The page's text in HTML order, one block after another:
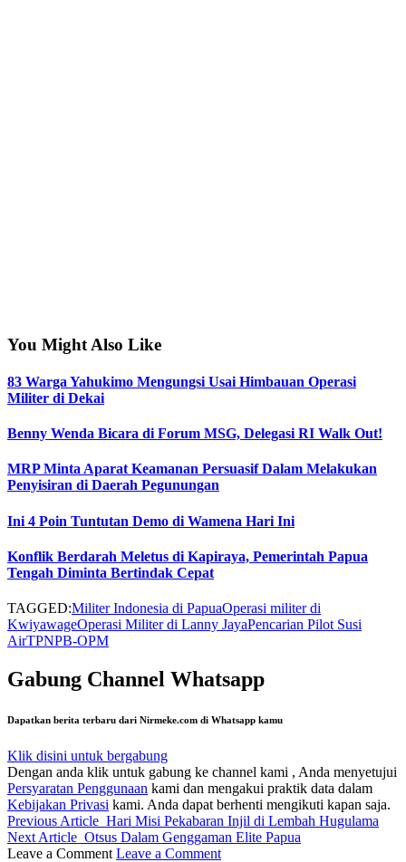
You Might Also Like
83 Warga Yahukimo Mengungsi Usai Himbauan Operasi
Militer di Dekai
Benny Wenda Bicara di Forum MSG, Delegasi RI Walk Out!
MRP Minta Aparat Keamanan Persuasif Dalam Melakukan
Penyisiran di Daerah Pegunungan
Ini 4 Poin Tuntutan Demo di Wamena Hari Ini
Konflik Berdarah Meletus di Kapiraya, Pemerintah Papua
Tengah Diminta Bertindak Cepat
TAGGED:Militer Indonesia di PapuaOperasi militer di
KwiyawageOperasi Militer di Lanny JayaPencarian Pilot Susi
AirTPNPB-OPM
Gabung Channel Whatsapp
Dapatkan berita terbaru dari Nirmeke.com di Whatsapp kamu
Klik disini untuk bergabung
Dengan anda klik untuk gabung ke channel kami , Anda menyetujui
Persyaratan Penggunaan kami dan mengakui praktik data dalam
Kebijakan Privasi kami. Anda dapat berhenti mengikuti kapan saja.
Previous Article Hari Misi Pekabaran Injil di Lembah Hugulama
Next Article Otsus Dalam Genggaman Elite Papua
Leave a Comment Leave a Comment